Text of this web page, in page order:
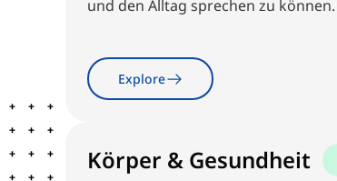
und den Alltag sprechen zu können.
Explore
Körper & Gesundheit